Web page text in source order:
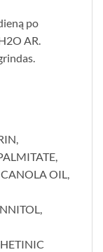
po
AR.
OIL,